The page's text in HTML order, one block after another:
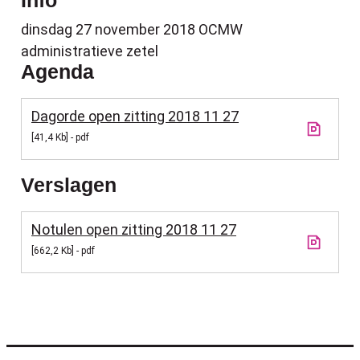
dinsdag 27 november 2018 OCMW
administratieve zetel
Agenda
Dagorde open zitting 2018 11 27
41,4 Kb pdf
Verslagen
Notulen open zitting 2018 11 27
662,2 Kb pdf